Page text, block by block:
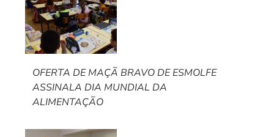
OFERTA DE MAÇÃ BRAVO DE ESMOLFE
ASSINALA DIA MUNDIAL DA
ALIMENTAÇÃO